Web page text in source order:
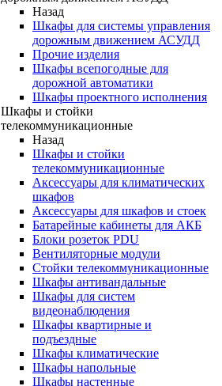
Назад
Шкафы для системы управления
дорожным движением АСУДД
Прочие изделия
Шкафы всепогодные для
дорожной автоматики
Шкафы проектного исполнения
Шкафы и стойки
телекоммуникационные
Назад
Шкафы и стойки
телекоммуникационные
Аксессуары для климатических
шкафов
Аксессуары для шкафов и стоек
Батарейные кабинеты для АКБ
Блоки розеток PDU
Вентиляторные модули
Стойки телекоммуникационные
Шкафы антивандальные
Шкафы для систем
видеонаблюдения
Шкафы квартирные и
подъездные
Шкафы климатические
Шкафы напольные
Шкафы настенные